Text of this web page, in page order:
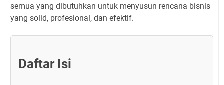
semua yang dibutuhkan untuk menyusun rencana bisnis
yang solid, profesional, dan efektif.
Daftar Isi